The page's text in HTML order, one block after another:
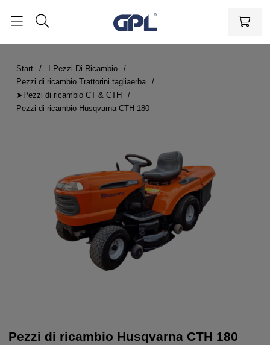
Start
I Pezzi Di Ricambio
Pezzi di ricambio Trattorini tagliaerba
➤Pezzi di ricambio CT & CTH
Pezzi di ricambio Husqvarna CTH 180
Pezzi di ricambio Husqvarna CTH 180